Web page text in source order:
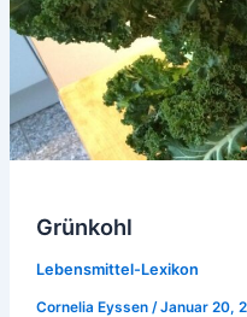
Grünkohl
Lebensmittel-Lexikon
Cornelia Eyssen /Januar 20,